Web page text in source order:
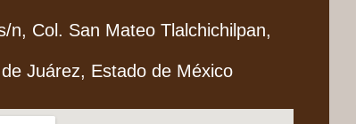
n, Col. San Mateo Tlalchichilpan,
Juárez, Estado de México